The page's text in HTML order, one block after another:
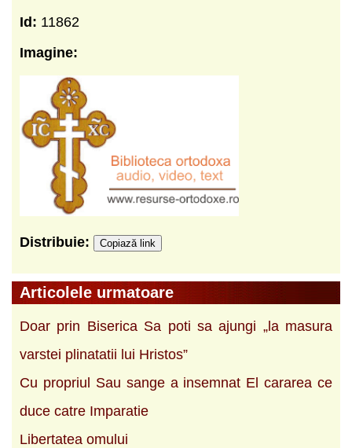
Id: 11862
Imagine:
Distribuie: Copiază link
Articolele urmatoare
Doar prin Biserica Sa poti sa ajungi „la masura
varstei plinatatii lui Hristos”
Cu propriul Sau sange a insemnat El cararea ce
duce catre Imparatie
Libertatea omului